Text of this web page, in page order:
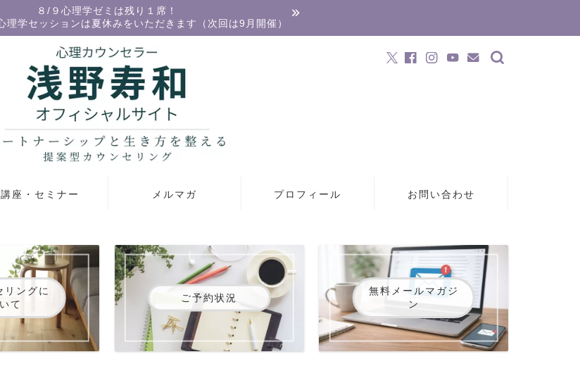
８/９心理学ゼミは残り１席！
理学セッションは夏休みをいただきます（次回は9月開催）
講座・セミナー メルマガ プロフィール お問い合わせ
リングに
て
ご予約状況
無料メールマガジ
ン